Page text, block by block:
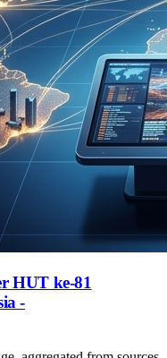
HUT ke-81
-